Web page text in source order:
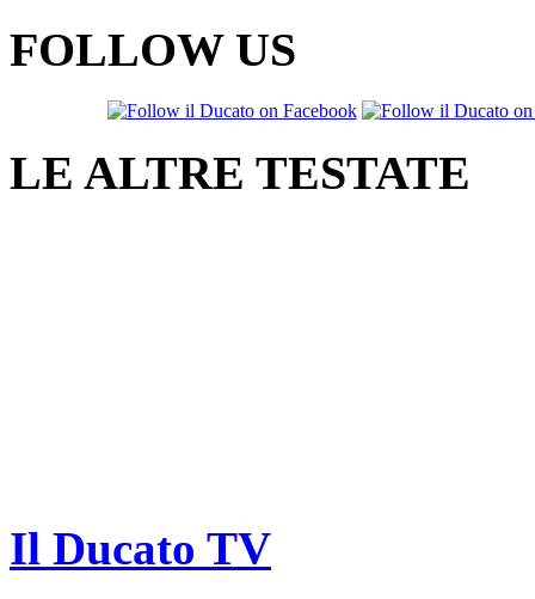
FOLLOW US
LE ALTRE TESTATE
Il Ducato TV